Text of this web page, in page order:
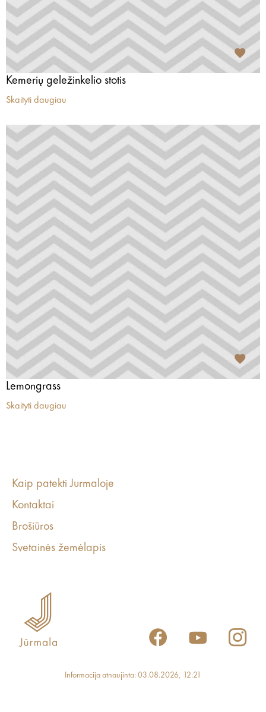
Kemerių geležinkelio stotis
Skaityti daugiau
Lemongrass
Skaityti daugiau
Kaip patekti Jurmaloje
Kontaktai
Brošiūros
Svetainės žemėlapis
Informacija atnaujinta: 03.08.2026, 12:21